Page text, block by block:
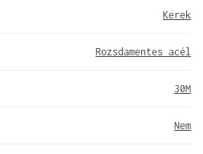
Kerek
Rozsdamentes acél
30M
Nem